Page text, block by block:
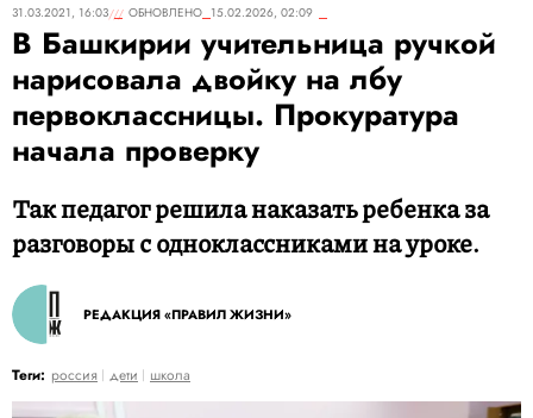
31.03.2021, 16:03
ОБНОВЛЕНО 15.02.2026, 02:09
В Башкирии учительница ручкой
нарисовала двойку на лбу
первоклассницы. Прокуратура
начала проверку
Так педагог решила наказать ребенка за
разговоры с одноклассниками на уроке.
РЕДАКЦИЯ «ПРАВИЛ ЖИЗНИ»
Теги: россия дети школа